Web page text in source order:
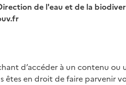
de l'eau et de la
d’accéder à un contenu
en droit de faire parvenir